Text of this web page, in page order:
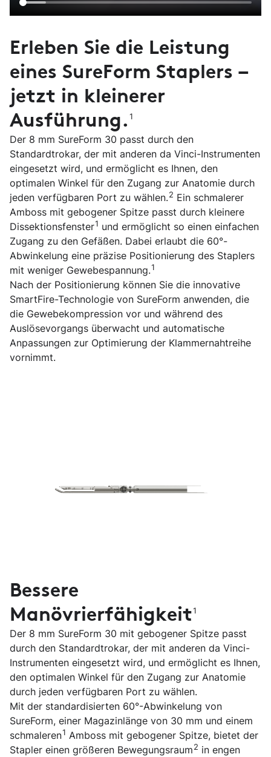
Video
Erleben Sie die Leistung
eines SureForm Staplers –
jetzt in kleinerer
Ausführung. 1
Der 8 mm SureForm 30 passt durch den
Standardtrokar, der mit anderen da Vinci-Instrumenten
eingesetzt wird, und ermöglicht es Ihnen, den
optimalen Winkel für den Zugang zur Anatomie durch
jeden verfügbaren Port zu wählen.2 Ein schmalerer
Amboss mit gebogener Spitze passt durch kleinere
Dissektionsfenster1 und ermöglicht so einen einfachen
Zugang zu den Gefäßen. Dabei erlaubt die 60°-
Abwinkelung eine präzise Positionierung des Staplers
mit weniger Gewebespannung.1
Nach der Positionierung können Sie die innovative
SmartFire-Technologie von SureForm anwenden, die
die Gewebekompression vor und während des
Auslösevorgangs überwacht und automatische
Anpassungen zur Optimierung der Klammernahtreihe
vornimmt.
Bessere
Manövrierfähigkeit1
Der 8 mm SureForm 30 mit gebogener Spitze passt
durch den Standardtrokar, der mit anderen da Vinci-
Instrumenten eingesetzt wird, und ermöglicht es Ihnen,
den optimalen Winkel für den Zugang zur Anatomie
durch jeden verfügbaren Port zu wählen.
Mit der standardisierten 60°-Abwinkelung von
SureForm, einer Magazinlänge von 30 mm und einem
schmaleren1 Amboss mit gebogener Spitze, bietet der
Stapler einen größeren Bewegungsraum2 in engen